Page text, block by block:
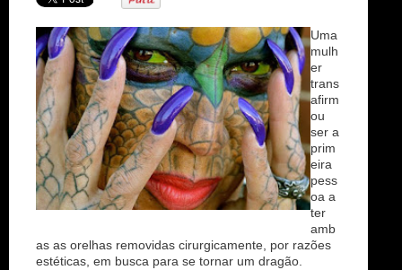
n
Uma
mulh
er
trans
afirm
ou
ser a
prim
eira
pess
oa a
ter
amb
as as orelhas removidas cirurgicamente, por razões
estéticas, em busca para se tornar um dragão.